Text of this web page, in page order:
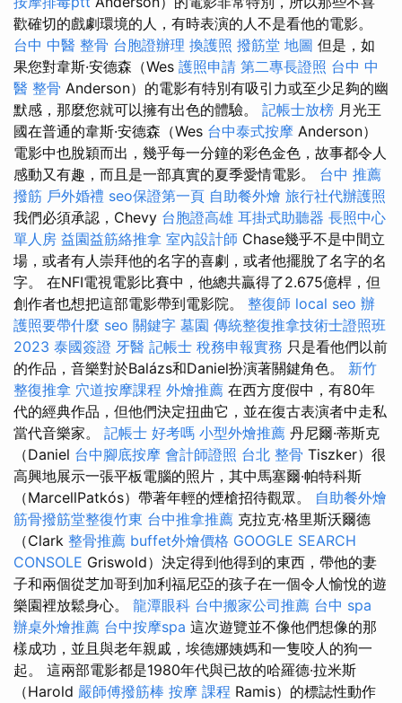
歡確切的戲劇環境的人，有時表演的人不是看他的電影。
台中 中醫 整骨 台胞證辦理 換護照 撥筋堂 地圖 但是，如
果您對韋斯·安德森（Wes 護照申請 第二專長證照 台中 中
醫 整骨 Anderson）的電影有特別有吸引力或至少足夠的幽
默感，那麼您就可以擁有出色的體驗。 記帳士放榜 月光王
國在普通的韋斯·安德森（Wes 台中泰式按摩 Anderson）
電影中也脫穎而出，幾乎每一分鐘的彩色金色，故事都令人
感動又有趣，而且是一部真實的夏季愛情電影。 台中 推薦
撥筋 戶外婚禮 seo保證第一頁 自助餐外燴 旅行社代辦護照
我們必須承認，Chevy 台胞證高雄 耳掛式助聽器 長照中心
單人房 益園益筋絡推拿 室內設計師 Chase幾乎不是中間立
場，或者有人崇拜他的名字的喜劇，或者他擺脫了名字的名
字。 在NFI電視電影比賽中，他總共贏得了2.675億桿，但
創作者也想把這部電影帶到電影院。 整復師 local seo 辦
護照要帶什麼 seo 關鍵字 墓園 傳統整復推拿技術士證照班
2023 泰國簽證 牙醫 記帳士 稅務申報實務 只是看他們以前
的作品，音樂對於Balázs和Daniel扮演著關鍵角色。 新竹
整復推拿 穴道按摩課程 外燴推薦 在西方度假中，有80年
代的經典作品，但他們決定扭曲它，並在復古表演者中走私
當代音樂家。 記帳士 好考嗎 小型外燴推薦 丹尼爾·蒂斯克
（Daniel 台中腳底按摩 會計師證照 台北 整骨 Tiszker）很
高興地展示一張平板電腦的照片，其中馬塞爾·帕特科斯
（MarcellPatkós）帶著年輕的煙槍招待觀眾。 自助餐外燴
筋骨撥筋堂整復竹東 台中推拿推薦 克拉克·格里斯沃爾德
（Clark 整骨推薦 buffet外燴價格 GOOGLE SEARCH
CONSOLE Griswold）決定得到他得到的東西，帶他的妻
子和兩個從芝加哥到加利福尼亞的孩子在一個令人愉悅的遊
樂園裡放鬆身心。 龍潭眼科 台中搬家公司推薦 台中 spa
辦桌外燴推薦 台中按摩spa 這次遊覽並不像他們想像的那
樣成功，並且與老年親戚，埃德娜姨媽和一隻咬人的狗一
起。 這兩部電影都是1980年代與已故的哈羅德·拉米斯
（Harold 嚴師傅撥筋棒 按摩 課程 Ramis）的標誌性動作